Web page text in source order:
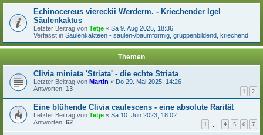
Echinocereus viereckii Werderm. - Kriechender Igel
Säulenkaktus
Letzter Beitrag von Tetje « Sa 9. Aug 2025, 18:36
Verfasst in Säulenkakteen - säulen-/baumförmig, gruppenbildend, kriechend
Themen
Clivia miniata 'Striata' - die echte Striata
Letzter Beitrag von Martin « Do 29. Mai 2025, 14:26
Antworten: 13 1 2
Eine blühende Clivia caulescens - eine absolute Rarität
Letzter Beitrag von Tetje « Sa 10. Jun 2023, 18:02
Antworten: 62 1 4 5 6 7